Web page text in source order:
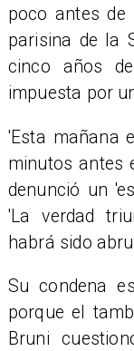
poco antes
parisina de la
cinco años
impuesta por
'Esta mañana
minutos antes
denunció un
'La verdad
habrá sido
Su condena
porque el
Bruni